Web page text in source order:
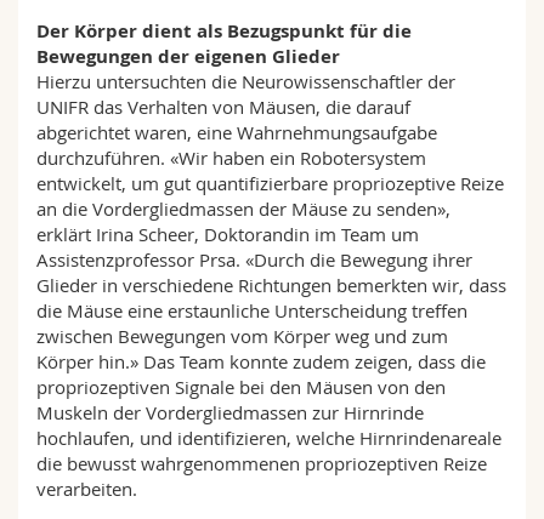
Der Körper dient als Bezugspunkt für die
Bewegungen der eigenen Glieder
Hierzu untersuchten die Neurowissenschaftler der
UNIFR das Verhalten von Mäusen, die darauf
abgerichtet waren, eine Wahrnehmungsaufgabe
durchzuführen. «Wir haben ein Robotersystem
entwickelt, um gut quantifizierbare propriozeptive Reize
an die Vordergliedmassen der Mäuse zu senden»,
erklärt Irina Scheer, Doktorandin im Team um
Assistenzprofessor Prsa. «Durch die Bewegung ihrer
Glieder in verschiedene Richtungen bemerkten wir, dass
die Mäuse eine erstaunliche Unterscheidung treffen
zwischen Bewegungen vom Körper weg und zum
Körper hin.» Das Team konnte zudem zeigen, dass die
propriozeptiven Signale bei den Mäusen von den
Muskeln der Vordergliedmassen zur Hirnrinde
hochlaufen, und identifizieren, welche Hirnrindenareale
die bewusst wahrgenommenen propriozeptiven Reize
verarbeiten.